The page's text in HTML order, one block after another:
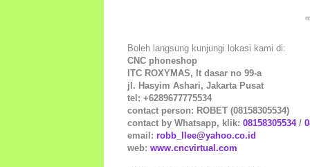
Boleh langsung kunjungi lokasi kami di:
CNC phoneshop
ITC ROXYMAS, lt dasar no 99-a
jl. Hasyim Ashari, Jakarta Pusat
tel: +6289677775534
contact person: ROBET (08158305534)
contact by Whatsapp, klik: 08158305534/
email: robb_llee@yahoo.co.id
web: www.cncvirtual.com